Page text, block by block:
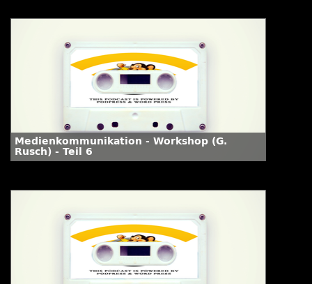
Medienkommunikation - Workshop (G.
Rusch) - Teil 6